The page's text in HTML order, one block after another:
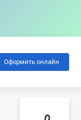
Оформить онлайн